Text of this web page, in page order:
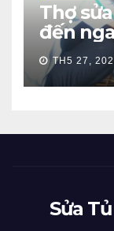
Thợ
đến
TH5 27,
Sửa